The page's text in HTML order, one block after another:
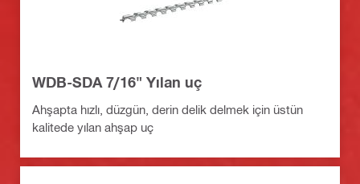
WDB-SDA 7/16" Yılan uç
Ahşapta hızlı, düzgün, derin delik delmek için üstün
kalitede yılan ahşap uç